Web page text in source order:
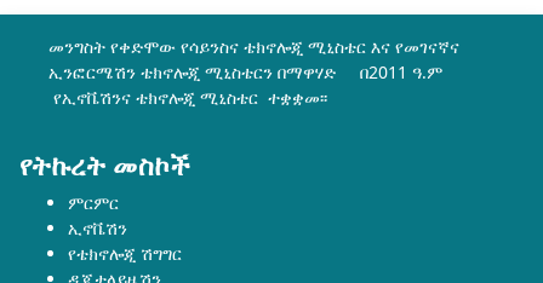
መንግስት የቀድሞው የሳይንስና ቴክኖሎጂ ሚኒስቴር እና የመገናኛና
ኢንፎርሜሽን ቴክኖሎጂ ሚኒስቴርን በማዋሃድ በ2011 ዓ.ም
የኢኖቬሽንና ቴክኖሎጂ ሚኒስቴር ተቋቋመ፡፡
የትኩረት መስኮች
ምርምር
ኢኖቬሽን
የቴክኖሎጂ ሽግግር